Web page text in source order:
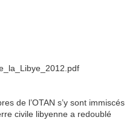
de l’OTAN s’y sont immiscés
civile libyenne a redoublé